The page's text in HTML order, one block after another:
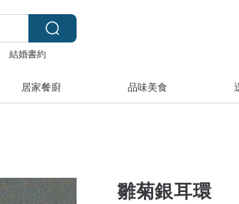
結婚書約
居家餐廚 品味美食
雛菊銀耳環